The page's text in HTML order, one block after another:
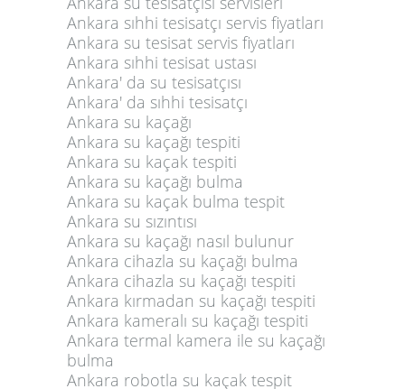
Ankara sıhhi tesisatçı servis fiyatları
Ankara su tesisat servis fiyatları
Ankara sıhhi tesisat ustası
Ankara' da su tesisatçısı
Ankara' da sıhhi tesisatçı
Ankara su kaçağı
Ankara su kaçağı tespiti
Ankara su kaçak tespiti
Ankara su kaçağı bulma
Ankara su kaçak bulma tespit
Ankara su sızıntısı
Ankara su kaçağı nasıl bulunur
Ankara cihazla su kaçağı bulma
Ankara cihazla su kaçağı tespiti
Ankara kırmadan su kaçağı tespiti
Ankara kameralı su kaçağı tespiti
Ankara termal kamera ile su kaçağı
bulma
Ankara robotla su kaçak tespit